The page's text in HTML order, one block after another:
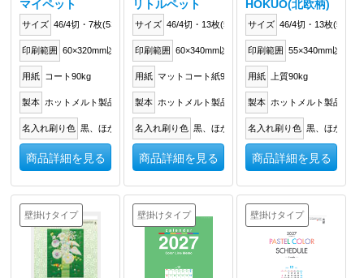
マイペット
サイズ 46/4切・7枚(538×379mm)
印刷範囲 60×320mm以内
用紙 コート90kg
製本 ホットメルト製品
名入れ刷り色 黒、ほか
商品詳細を見る
リトルペット
サイズ 46/4切・13枚(540×380mm)
印刷範囲 60×340mm以内
用紙 マットコート紙90kg
製本 ホットメルト製品
名入れ刷り色 黒、ほか
商品詳細を見る
HOKUO(北欧柄)
サイズ 46/4切・13枚
印刷範囲 55×340mm以内
用紙 上質90kg
製本 ホットメルト製品
名入れ刷り色 黒、ほか
商品詳細を見る
壁掛けタイプ 壁掛けタイプ 壁掛けタイプ